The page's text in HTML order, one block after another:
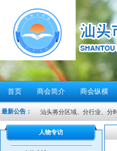
首页 商会简介 商会纵横
最新公告： 汕头将分区域、分行业、分
感谢信
汕头市2026年“6·30”助力乡
人物专访